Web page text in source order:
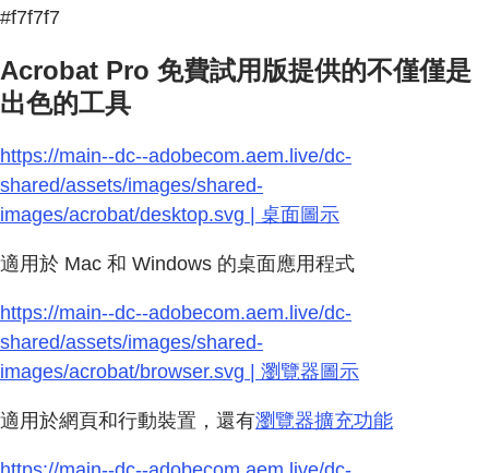
#f7f7f7
Acrobat Pro 免費試用版提供的不僅僅是
出色的工具
https://main--dc--adobecom.aem.live/dc-
shared/assets/images/shared-
images/acrobat/desktop.svg | 桌面圖示
適用於 Mac 和 Windows 的桌面應用程式
https://main--dc--adobecom.aem.live/dc-
shared/assets/images/shared-
images/acrobat/browser.svg | 瀏覽器圖示
適用於網頁和行動裝置，還有瀏覽器擴充功能